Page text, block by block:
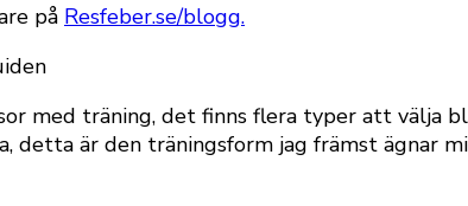
på Resfeber.se/blogg.
med träning, det finns flera typer att välja
detta är den träningsform jag främst ägnar